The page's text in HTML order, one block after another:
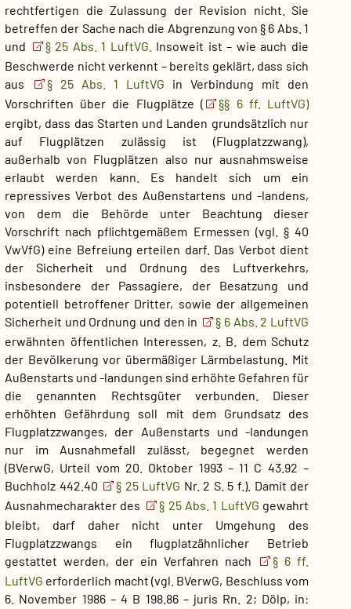
rechtfertigen die Zulassung der Revision nicht. Sie
betreffen der Sache nach die Abgrenzung von § 6 Abs. 1
und
§ 25 Abs. 1 LuftVG. Insoweit ist – wie auch die
Beschwerde nicht verkennt – bereits geklärt, dass sich
aus
§ 25 Abs. 1 LuftVG in Verbindung mit den
Vorschriften über die Flugplätze (
§§ 6 ff. LuftVG)
ergibt, dass das Starten und Landen grundsätzlich nur
auf Flugplätzen zulässig ist (Flugplatzzwang),
außerhalb von Flugplätzen also nur ausnahmsweise
erlaubt werden kann. Es handelt sich um ein
repressives Verbot des Außenstartens und -landens,
von dem die Behörde unter Beachtung dieser
Vorschrift nach pflichtgemäßem Ermessen (vgl. § 40
VwVfG) eine Befreiung erteilen darf. Das Verbot dient
der Sicherheit und Ordnung des Luftverkehrs,
insbesondere der Passagiere, der Besatzung und
potentiell betroffener Dritter, sowie der allgemeinen
Sicherheit und Ordnung und den in
§ 6 Abs. 2 LuftVG
erwähnten öffentlichen Interessen, z. B. dem Schutz
der Bevölkerung vor übermäßiger Lärmbelastung. Mit
Außenstarts und -landungen sind erhöhte Gefahren für
die genannten Rechtsgüter verbunden. Dieser
erhöhten Gefährdung soll mit dem Grundsatz des
Flugplatzzwanges, der Außenstarts und -landungen
nur im Ausnahmefall zulässt, begegnet werden
(BVerwG, Urteil vom 20. Oktober 1993 – 11 C 43.92 –
Buchholz 442.40
§ 25 LuftVG Nr. 2 S. 5 f.). Damit der
Ausnahmecharakter des
§ 25 Abs. 1 LuftVG gewahrt
bleibt, darf daher nicht unter Umgehung des
Flugplatzzwangs ein flugplatzähnlicher Betrieb
gestattet werden, der ein Verfahren nach
§ 6 ff.
LuftVG erforderlich macht (vgl. BVerwG, Beschluss vom
6. November 1986 – 4 B 198.86 – juris Rn. 2; Dölp, in: